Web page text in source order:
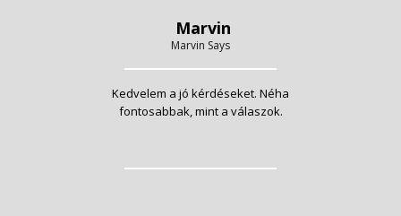
Marvin
Marvin Says
Kedvelem a jó kérdéseket. Néha
fontosabbak, mint a válaszok.